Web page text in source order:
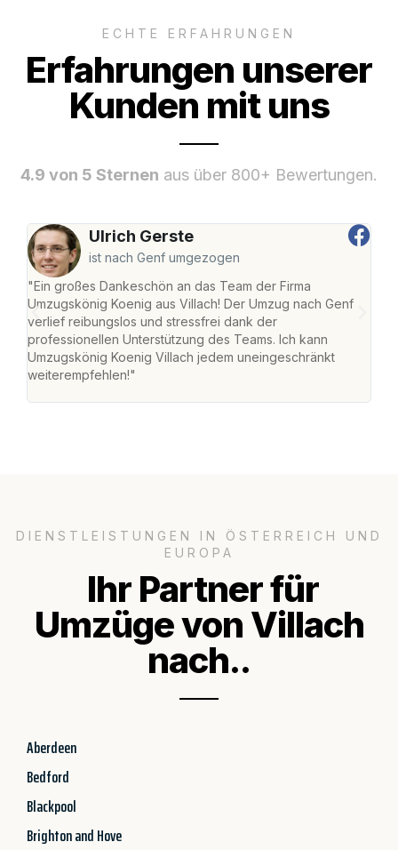
ECHTE ERFAHRUNGEN
Erfahrungen unserer
Kunden mit uns
4.9 von 5 Sternen aus über 800+ Bewertungen.
Ulrich Gerste
ist nach Genf umgezogen
"Ein großes Dankeschön an das Team der Firma
Umzugskönig Koenig aus Villach! Der Umzug nach Genf
verlief reibungslos und stressfrei dank der
professionellen Unterstützung des Teams. Ich kann
Umzugskönig Koenig Villach jedem uneingeschränkt
weiterempfehlen!"
DIENSTLEISTUNGEN IN ÖSTERREICH UND
EUROPA
Ihr Partner für
Umzüge von Villach
nach..
Aberdeen
Bedford
Blackpool
Brighton and Hove